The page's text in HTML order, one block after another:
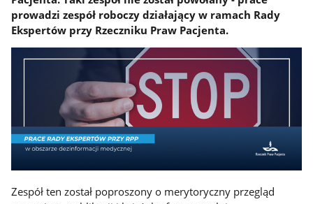
prowadzi zespół roboczy działający w ramach Rady
Ekspertów przy Rzeczniku Praw Pacjenta.
Zespół ten został poproszony o merytoryczny przegląd